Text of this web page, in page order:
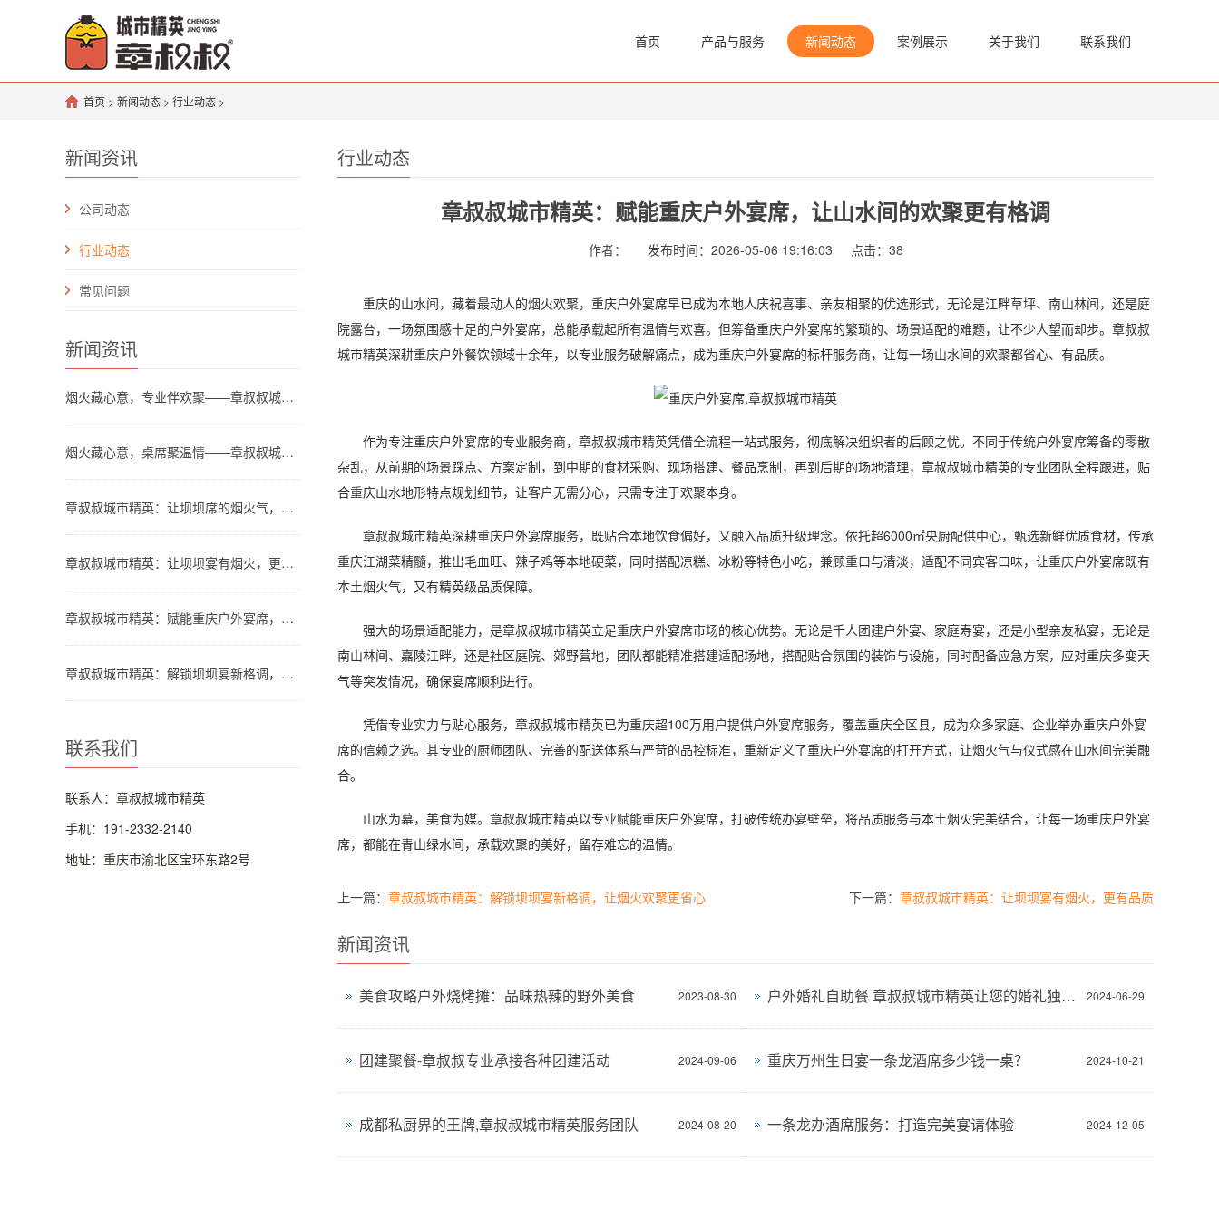
首页 产品与服务 新闻动态 案例展示 关于我们 联系我们
首页 > 新闻动态 > 行业动态 >
新闻资讯
公司动态
行业动态
常见问题
新闻资讯
烟火藏心意，专业伴欢聚——章叔叔城市精英团队解锁川渝坝坝宴新格调
烟火藏心意，桌席聚温情——章叔叔城市精英团队解锁川渝坝坝宴新格调
章叔叔城市精英：让坝坝席的烟火气，温暖都市人的团圆时刻
章叔叔城市精英：让坝坝宴有烟火，更有品质
章叔叔城市精英：赋能重庆户外宴席，让山水间的欢聚更有格调
章叔叔城市精英：解锁坝坝宴新格调，让烟火欢聚更省心
联系我们
联系人：章叔叔城市精英
手机：191-2332-2140
地址：重庆市渝北区宝环东路2号
行业动态
章叔叔城市精英：赋能重庆户外宴席，让山水间的欢聚更有格调
作者： 发布时间：2026-05-06 19:16:03 点击： 38
重庆的山水间，藏着最动人的烟火欢聚，重庆户外宴席早已成为本地人庆祝喜事、亲友相聚的优选形式，无论是江畔草坪、南山林间，还是庭
院露台，一场氛围感十足的户外宴席，总能承载起所有温情与欢喜。但筹备重庆户外宴席的繁琐的、场景适配的难题，让不少人望而却步。章叔叔
城市精英深耕重庆户外餐饮领域十余年，以专业服务破解痛点，成为重庆户外宴席的标杆服务商，让每一场山水间的欢聚都省心、有品质。
作为专注重庆户外宴席的专业服务商，章叔叔城市精英凭借全流程一站式服务，彻底解决组织者的后顾之忧。不同于传统户外宴席筹备的零散
杂乱，从前期的场景踩点、方案定制，到中期的食材采购、现场搭建、餐品烹制，再到后期的场地清理，章叔叔城市精英的专业团队全程跟进，贴
合重庆山水地形特点规划细节，让客户无需分心，只需专注于欢聚本身。
章叔叔城市精英深耕重庆户外宴席服务，既贴合本地饮食偏好，又融入品质升级理念。依托超6000㎡央厨配供中心，甄选新鲜优质食材，传承
重庆江湖菜精髓，推出毛血旺、辣子鸡等本地硬菜，同时搭配凉糕、冰粉等特色小吃，兼顾重口与清淡，适配不同宾客口味，让重庆户外宴席既有
本土烟火气，又有精英级品质保障。
强大的场景适配能力，是章叔叔城市精英立足重庆户外宴席市场的核心优势。无论是千人团建户外宴、家庭寿宴，还是小型亲友私宴，无论是
南山林间、嘉陵江畔，还是社区庭院、郊野营地，团队都能精准搭建适配场地，搭配贴合氛围的装饰与设施，同时配备应急方案，应对重庆多变天
气等突发情况，确保宴席顺利进行。
凭借专业实力与贴心服务，章叔叔城市精英已为重庆超100万用户提供户外宴席服务，覆盖重庆全区县，成为众多家庭、企业举办重庆户外宴
席的信赖之选。其专业的厨师团队、完善的配送体系与严苛的品控标准，重新定义了重庆户外宴席的打开方式，让烟火气与仪式感在山水间完美融
合。
山水为幕，美食为媒。章叔叔城市精英以专业赋能重庆户外宴席，打破传统办宴壁垒，将品质服务与本土烟火完美结合，让每一场重庆户外宴
席，都能在青山绿水间，承载欢聚的美好，留存难忘的温情。
上一篇： 章叔叔城市精英：解锁坝坝宴新格调，让烟火欢聚更省心 下一篇： 章叔叔城市精英：让坝坝宴有烟火，更有品质
新闻资讯
2023-08-30
美食攻略户外烧烤摊：品味热辣的野外美食 2024-06-29
户外婚礼自助餐 章叔叔城市精英让您的婚礼独一无二
2024-09-06
团建聚餐-章叔叔专业承接各种团建活动 2024-10-21
重庆万州生日宴一条龙酒席多少钱一桌？
2024-08-20
成都私厨界的王牌,章叔叔城市精英服务团队 2024-12-05
一条龙办酒席服务：打造完美宴请体验